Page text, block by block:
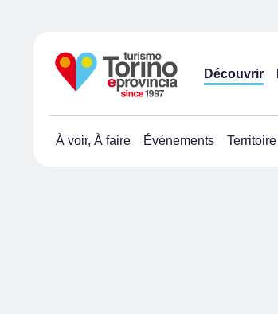
Découvrir
À voir, À faire Événements Territoire